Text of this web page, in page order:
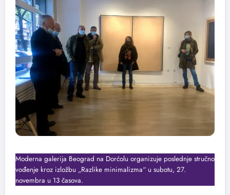
Moderna galerija Beograd na Dorćolu organizuje poslednje stručno
vođenje kroz izložbu „Razlike minimalizma“ u subotu, 27.
novembra u 13 časova.